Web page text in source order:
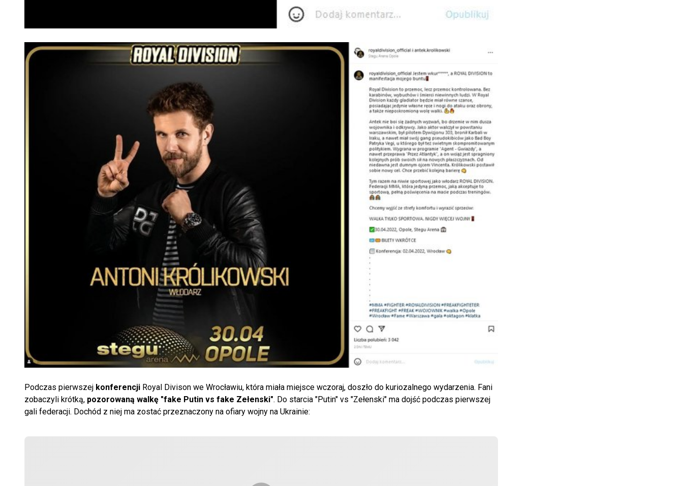
Podczas pierwszej konferencji Royal Divison we Wrocławiu, która miała miejsce wczoraj, doszło do kuriozalnego wydarzenia. Fani
zobaczyli krótką, pozorowaną walkę "fake Putin vs fake Zełenski". Do starcia "Putin" vs "Zełenski" ma dojść podczas pierwszej
gali federacji. Dochód z niej ma zostać przeznaczony na ofiary wojny na Ukrainie: